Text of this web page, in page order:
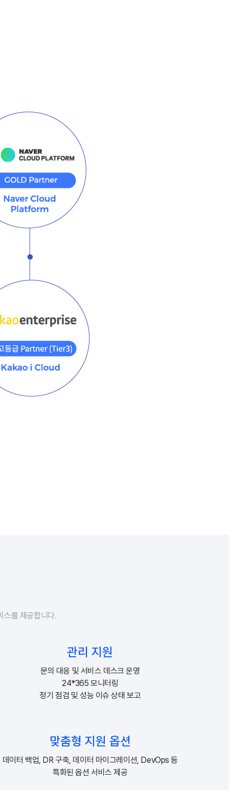
스를 제공합니다.
관리 지원
문의 대응 및 서비스 데스크 운영
24*365 모니터링
정기 점검 및 성능 이슈 상태 보고
맞춤형 지원 옵션
데이터 백업, DR 구축, 데이터 마이그레이션, DevOps 등
특화된 옵션 서비스 제공